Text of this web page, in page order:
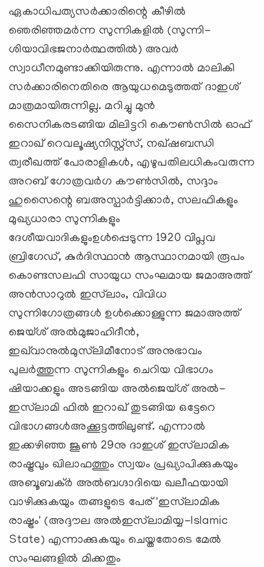
ഏകാധിപത്യസര്‍ക്കാരിന്റെ കീഴില്‍
ഞെരിഞ്ഞമര്‍ന്ന സുന്നികളില്‍ (സുന്നി-
ശിയാവിഭജനാര്‍ത്ഥത്തില്‍) അവര്‍
സ്വാധീനമുണ്ടാക്കിയിരുന്നു. എന്നാല്‍ മാലികി
സര്‍ക്കാരിനെതിരെ ആയുധമെടുത്തത് ദാഇശ്
മാത്രമായിരുന്നില്ല. മറിച്ചു മുന്‍
സൈനികരടങ്ങിയ മിലിട്ടറി കൌണ്‍സില്‍ ഓഫ്
ഇറാഖ് റെവലൂഷ്യനിസ്റ്റ്‌സ്, നഖ്ഷബന്ധി
ത്വരീഖത്ത് പോരാളികള്‍, എഴുപതിലധികംവരുന്ന
അറബ് ഗോത്രവര്‍ഗ കൗണ്‍സില്‍, സദ്ദാം
ഹുസൈന്റെ ബഅസ്പാര്‍ട്ടിക്കാര്‍, സലഫികളും
മുഖ്യധാരാ സുന്നികളും
ദേശീയവാദികളുംഉള്‍പ്പെടുന്ന 1920 വിപ്ലവ
ബ്രിഗേഡ്, കുര്‍ദിസ്ഥാന്‍ ആസ്ഥാനമായി രൂപം
കൊണ്ടസലഫി സായുധ സംഘമായ ജമാഅത്ത്
അന്‍സാറുല്‍ ഇസ്‌ലാം, വിവിധ
സുന്നിഗോത്രങ്ങള്‍ ഉള്‍ക്കൊള്ളുന്ന ജമാഅത്ത്
ജെയ്ശ് അല്‍മുജാഹിദീന്‍,
ഇഖ്‌വാനുല്‍മുസ്‌ലിമീനോട് അനുഭാവം
പുലര്‍ത്തുന്ന സുന്നികളും ചെറിയ വിഭാഗം
ഷിയാക്കളും അടങ്ങിയ അല്‍ജെയ്ശ് അല്‍-
ഇസ്‌ലാമി ഫില്‍ ഇറാഖ് തുടങ്ങിയ ഒട്ടേറെ
വിഭാഗങ്ങള്‍അക്കൂട്ടത്തിലുണ്ട്. എന്നാല്‍
ഇക്കഴിഞ്ഞ ജൂണ്‍ 29നു ദാഇശ് ഇസ്‌ലാമിക
രാഷ്ട്രവും ഖിലാഫത്തും സ്വയം പ്രഖ്യാപിക്കുകയും
അബൂബക്ര്‍ അല്‍ബഗ്ദാദിയെ ഖലീഫയായി
വാഴിക്കുകയും തങ്ങളുടെ പേര് 'ഇസ്‌ലാമിക
രാഷ്ട്രം' (അദ്ദൗല അല്‍ഇസ്‌ലാമിയ്യ-Islamic
State) എന്നാക്കുകയും ചെയ്തതോടെ മേല്‍
സംഘങ്ങളില്‍ മിക്കതും